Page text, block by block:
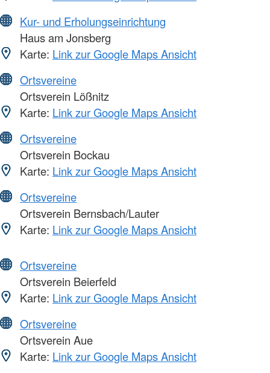
Kur- und Erholungseinrichtung
Haus am Jonsberg
Karte: Link zur Google Maps Ansicht
Ortsvereine
Ortsverein Lößnitz
Karte: Link zur Google Maps Ansicht
Ortsvereine
Ortsverein Bockau
Karte: Link zur Google Maps Ansicht
Ortsvereine
Ortsverein Bernsbach/Lauter
Karte: Link zur Google Maps Ansicht
Ortsvereine
Ortsverein Beierfeld
Karte: Link zur Google Maps Ansicht
Ortsvereine
Ortsverein Aue
Karte: Link zur Google Maps Ansicht